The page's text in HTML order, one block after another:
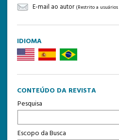
E-mail ao autor (Restrito a
IDIOMA
CONTEÚDO DA REVISTA
Pesquisa
Escopo da Busca